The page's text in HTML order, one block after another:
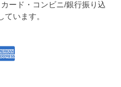
ード・コンビニ/銀行振り込
ています。